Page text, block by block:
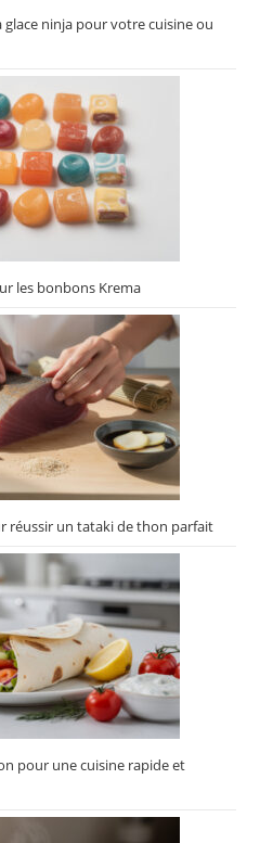
ninja pour votre cuisine ou
les bonbons Krema
réussir un tataki de thon parfait
pour une cuisine rapide et